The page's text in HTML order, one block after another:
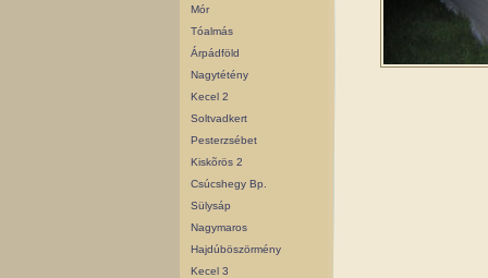
Mór
Tóalmás
Árpádföld
Nagytétény
Kecel 2
Soltvadkert
Pesterzsébet
Kiskõrös 2
Csúcshegy Bp.
Sülysáp
Nagymaros
Hajdúböszörmény
Kecel 3